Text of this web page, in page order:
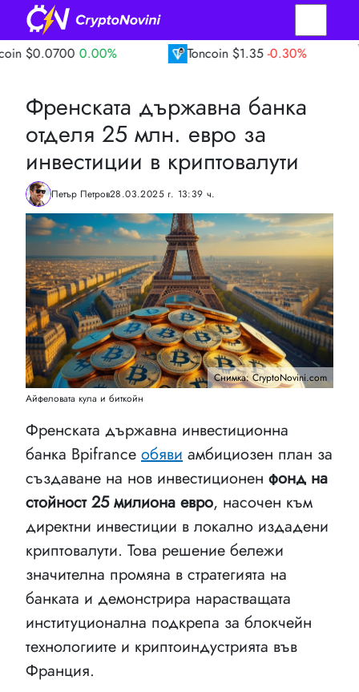
0.00% $1.35 -0.30%
Френската държавна банка
отделя 25 млн. евро за
инвестиции в криптовалути
Петър Петров28.03.2025 г. 13:39 ч.
Снимка: CryptoNovini.com
Айфеловата кула и биткойн
Френската държавна инвестиционна
банка Bpifrance обяви амбициозен план за
създаване на нов инвестиционен фонд на
стойност 25 милиона евро, насочен към
директни инвестиции в локално издадени
криптовалути. Това решение бележи
значителна промяна в стратегията на
банката и демонстрира нарастващата
институционална подкрепа за блокчейн
технологиите и криптоиндустрията във
Франция.